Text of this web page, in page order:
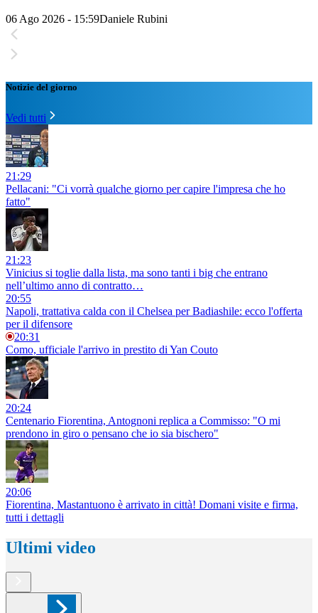
06 Ago 2026 - 15:59Daniele Rubini
Notizie del giorno
Vedi tutti
21:29
Pellacani: "Ci vorrà qualche giorno per capire l'impresa che ho
fatto"
21:23
Vinicius si toglie dalla lista, ma sono tanti i big che entrano
nell’ultimo anno di contratto…
20:55
Napoli, trattativa calda con il Chelsea per Badiashile: ecco l'offerta
per il difensore
20:31
Como, ufficiale l'arrivo in prestito di Yan Couto
20:24
Centenario Fiorentina, Antognoni replica a Commisso: "O mi
prendono in giro o pensano che io sia bischero"
20:06
Fiorentina, Mastantuono è arrivato in città! Domani visite e firma,
tutti i dettagli
Ultimi video